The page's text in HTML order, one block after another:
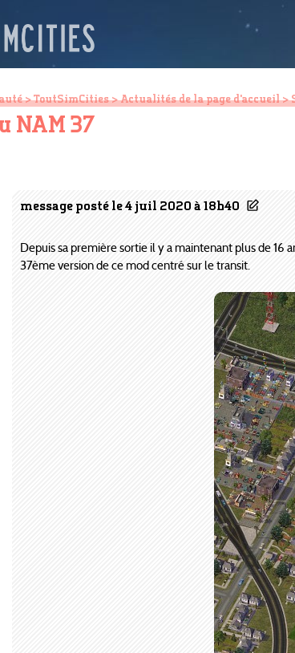
>ToutSimCities>Actualités de la page d'accueil>
NAM 37
message posté le 4 juil 2020 à 18h40
Depuis sa première sortie il y a maintenant plus de
37ème version de ce mod centré sur le transit.